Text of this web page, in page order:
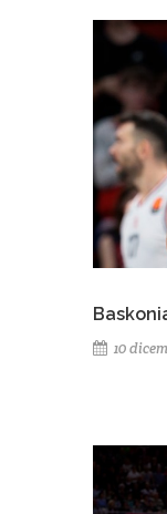
10